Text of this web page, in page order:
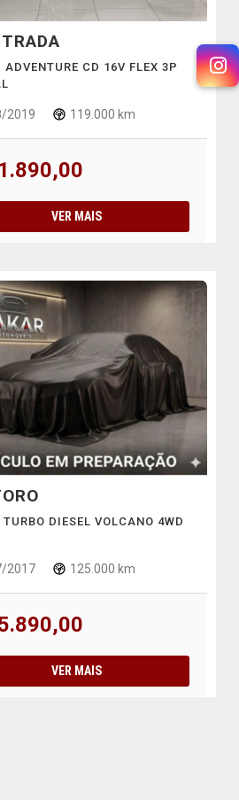
CD 16V FLEX 3P
2019 119.000 km
VER MAIS
DIESEL VOLCANO 4WD
2017 125.000 km
VER MAIS